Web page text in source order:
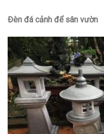
Đèn đá cảnh để sân vườn